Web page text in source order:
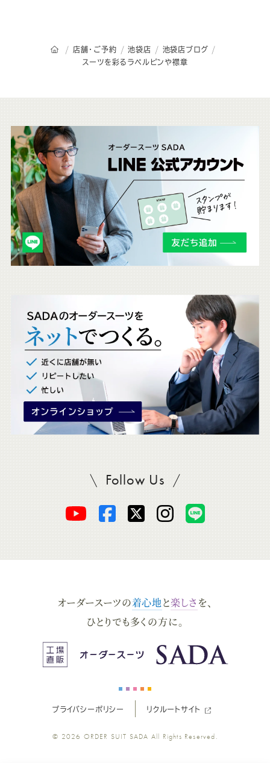
オーダースーツSADAのトップページ
店舗・ご予約 池袋店
池袋店ブログ
スーツを彩るラペルピンや襟章
こ
ち
ら
も
チ
ェ
Follow UsSADAをフォロー
オ
ー
ス
ツ
オ
ー
ス
ー
オ
ー
ス
ー
ツ
オ
ー
ス
ツ
ス
ツ
オーダースーツの着心地と楽しさ を、
ひとりでも多くの方に。
プライバシーポリシー リクルートサイト
© 2026 ORDER SUIT SADA All Rights Reserved.